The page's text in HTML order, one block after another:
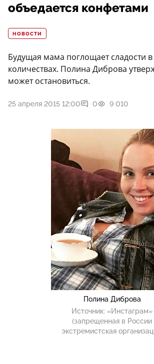
объедается конфетами
НОВОСТИ
Будущая мама поглощает сладости
количествах. Полина Диброва
может остановиться.
25 апреля 2015 12:00 0 9 010
Полина Диброва
Источник: «Инстаграм»
(запрещенная в России
экстремистская